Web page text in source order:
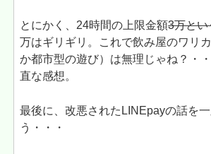
とにかく、24時間の上限金額3万とい
万はギリギリ。これで飲み屋のワリ
か都市型の遊び）は無理じゃね？・
直な感想。
最後に、改悪されたLINEpayの話を一
う・・・